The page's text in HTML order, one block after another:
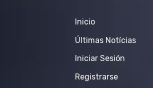
Inicio
Últimas Notícias
Iniciar Sesión
Registrarse